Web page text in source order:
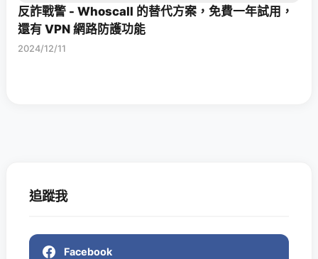
反詐戰警 - Whoscall 的替代方案，免費一年試用，
還有 VPN 網路防護功能
2024/12/11
追蹤我
Facebook